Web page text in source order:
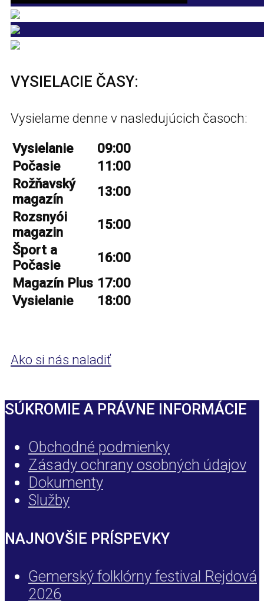
VYSIELACIE ČASY:
Vysielame denne v nasledujúcich časoch:
Vysielanie
09:00
Počasie
11:00
Rožňavský
magazín
13:00
Rozsnyói
magazin
15:00
Šport a
Počasie
16:00
Magazín Plus 17:00
Vysielanie
18:00
Ako si nás naladiť
SÚKROMIE A PRÁVNE INFORMÁCIE
Obchodné podmienky
Zásady ochrany osobných údajov
Dokumenty
Služby
NAJNOVŠIE PRÍSPEVKY
Gemerský folklórny festival Rejdová
2026